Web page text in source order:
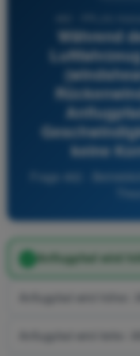
Während
keine
Frage 462 -
Anflugpfad wird
Anflugpfad wird höher.
Anflugpfad wird tiefer.